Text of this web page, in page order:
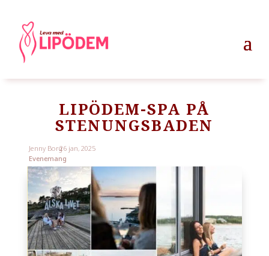
LIPÖDEM-SPA PÅ
STENUNGSBADEN
Jenny Borg26 jan, 2025
Evenemang